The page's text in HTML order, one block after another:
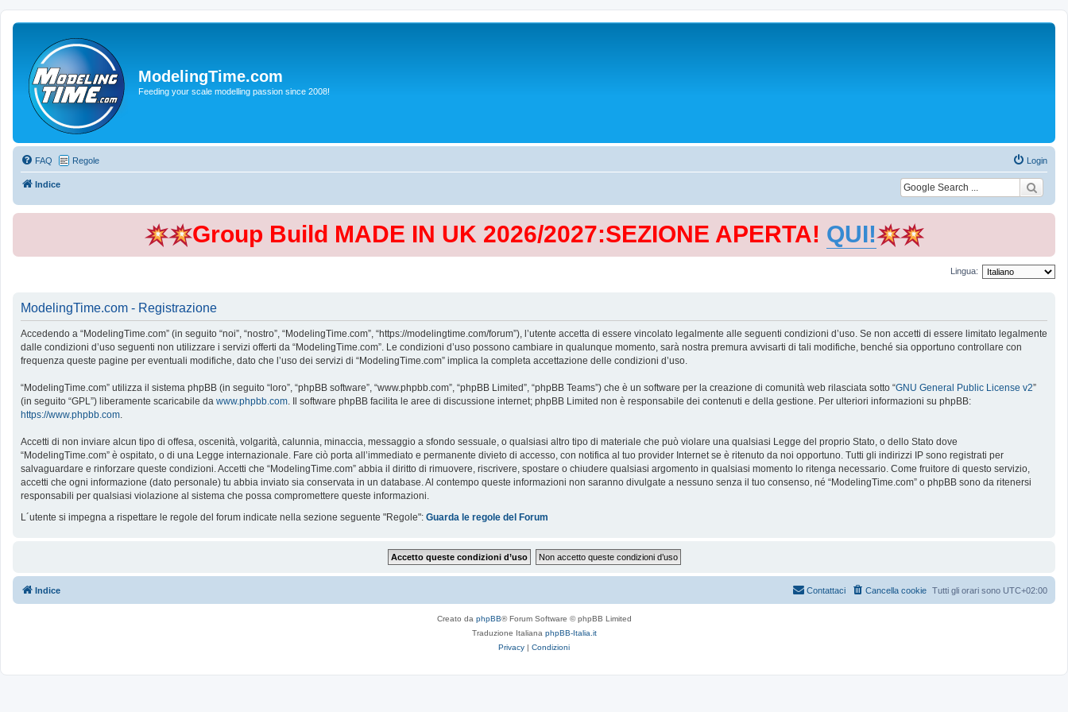
ModelingTime.com
Feeding your scale modelling passion since 2008!
FAQ Regole Login
Indice
Group Build MADE IN UK 2026/2027:SEZIONE APERTA! QUI!
Lingua:
ModelingTime.com - Registrazione
Accedendo a “ModelingTime.com” (in seguito “noi”, “nostro”, “ModelingTime.com”, “https://modelingtime.com/forum”), l’utente accetta di essere vincolato legalmente alle seguenti condizioni d’uso. Se non accetti di essere limitato legalmente
dalle condizioni d’uso seguenti non utilizzare i servizi offerti da “ModelingTime.com”. Le condizioni d’uso possono cambiare in qualunque momento, sarà nostra premura avvisarti di tali modifiche, benché sia opportuno controllare con
frequenza queste pagine per eventuali modifiche, dato che l’uso dei servizi di “ModelingTime.com” implica la completa accettazione delle condizioni d’uso.
“ModelingTime.com” utilizza il sistema phpBB (in seguito “loro”, “phpBB software”, “www.phpbb.com”, “phpBB Limited”, “phpBB Teams”) che è un software per la creazione di comunità web rilasciata sotto “GNU General Public License v2”
(in seguito “GPL”) liberamente scaricabile da www.phpbb.com . Il software phpBB facilita le aree di discussione internet; phpBB Limited non è responsabile dei contenuti e della gestione. Per ulteriori informazioni su phpBB:
https://www.phpbb.com
Accetti di non inviare alcun tipo di offesa, oscenità, volgarità, calunnia, minaccia, messaggio a sfondo sessuale, o qualsiasi altro tipo di materiale che può violare una qualsiasi Legge del proprio Stato, o dello Stato dove
“ModelingTime.com” è ospitato, o di una Legge internazionale. Fare ciò porta all’immediato e permanente divieto di accesso, con notifica al tuo provider Internet se è ritenuto da noi opportuno. Tutti gli indirizzi IP sono registrati per
salvaguardare e rinforzare queste condizioni. Accetti che “ModelingTime.com” abbia il diritto di rimuovere, riscrivere, spostare o chiudere qualsiasi argomento in qualsiasi momento lo ritenga necessario. Come fruitore di questo servizio,
accetti che ogni informazione (dato personale) tu abbia inviato sia conservata in un database. Al contempo queste informazioni non saranno divulgate a nessuno senza il tuo consenso, né “ModelingTime.com” o phpBB sono da ritenersi
responsabili per qualsiasi violazione al sistema che possa compromettere queste informazioni.
L´utente si impegna a rispettare le regole del forum indicate nella sezione seguente "Regole": Guarda le regole del Forum
Indice Tutti gli orari sono UTC+02:00
Cancella cookie
Contattaci
Creato da phpBB® Forum Software © phpBB Limited
Traduzione Italiana phpBB-Italia.it
Privacy | Condizioni